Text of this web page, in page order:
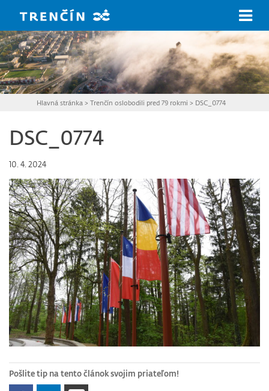
Hlavná stránka > Trenčín oslobodili pred 79 rokmi > DSC_0774
DSC_0774
10. 4. 2024
Pošlite tip na tento článok svojim priateľom!